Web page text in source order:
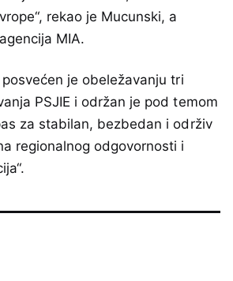
rekao je Mucunski, a
MIA.
je obeležavanju tri
PSJIE i održan je pod temom
za stabilan, bezbedan i održiv
regionalnog odgovornosti i